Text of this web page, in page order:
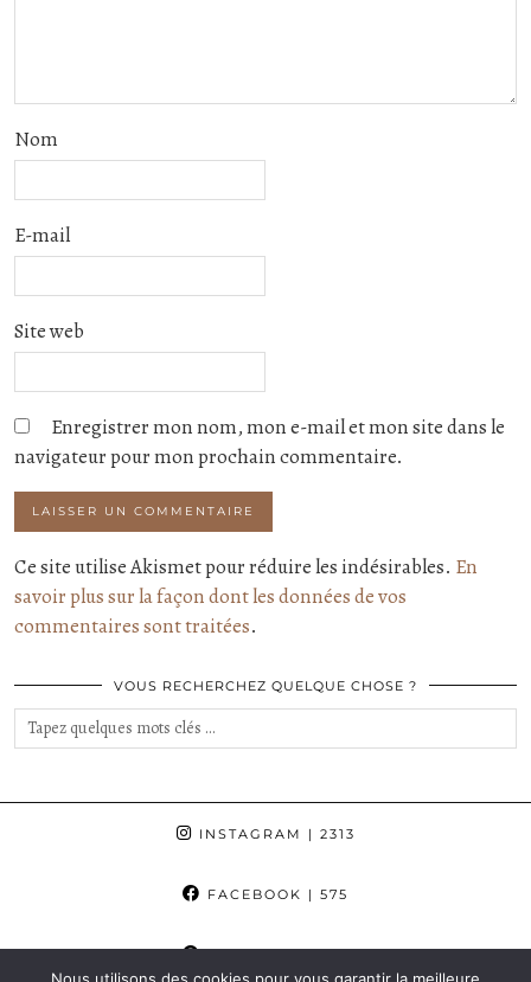
Nom
E-mail
Site web
Enregistrer mon nom, mon e-mail et mon site dans le
navigateur pour mon prochain commentaire.
Ce site utilise Akismet pour réduire les indésirables. En
savoir plus sur la façon dont les données de vos
commentaires sont traitées.
VOUS RECHERCHEZ QUELQUE CHOSE ?
INSTAGRAM | 2313
FACEBOOK | 575
PINTEREST| 862